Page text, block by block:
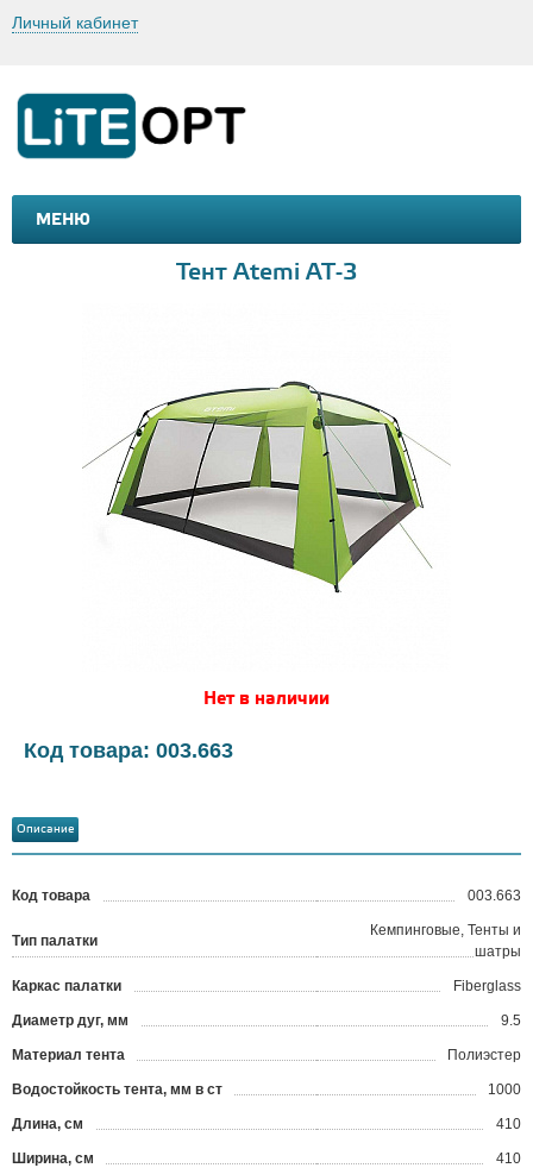
Личный кабинет
МЕНЮ
МАШИНКИ И МОТОЦИКЛЫ
Тент Atemi AT-3
Нет в наличии
Код товара: 003.663
Описание
Код товара 003.663
Тип палатки
Кемпинговые, Тенты и
шатры
Каркас палатки Fiberglass
Диаметр дуг, мм 9.5
Материал тента Полиэстер
Водостойкость тента, мм в ст 1000
Длина, см 410
Ширина, см 410